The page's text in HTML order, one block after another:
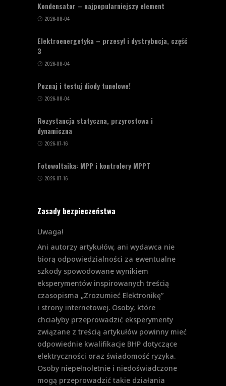
Kondensator – najpopularniejszy element
2026-08-04
Elektroenergetyka – przesył i dystrybucja, część
3
2026-08-04
Poznaj i testuj diody tunelowe!
2026-08-04
Rezystancja statyczna, przyrostowa i
dynamiczna
2026-07-16
Fotowoltaika: MPP i kontrolery MPPT
2026-07-16
Zasady bezpieczeństwa
Uwaga!
Ani autorzy artykułów, ani wydawca nie
biorą odpowiedzialności za ewentualne
szkody spowodowane wynikiem
eksperymentów inspirowanych treścią
czasopisma „Zrozumieć Elektronikę”
i strony internetowej. Osoby, które
chciałyby przeprowadzić eksperymenty
związane z treścią artykułów powinny mieć
odpowiednie kwalifikacje BHP dotyczące
elektryczności oraz świadomość ryzyka.
Osoby niepełnoletnie i niedoświadczone
mogą przeprowadzić takie działania